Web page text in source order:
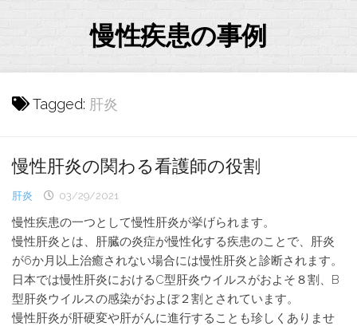
慢性疾患の事例
Tagged: 肝炎
慢性肝炎の関わる看護師の役割
肝炎 03/29/2021
慢性疾患の一つとして慢性肝炎が挙げられます。
慢性肝炎とは、肝臓の炎症が慢性化する疾患のことで、肝炎
が6か月以上治癒されない場合には慢性肝炎と診断されます。
日本では慢性肝炎におけるC型肝炎ウイルスがおよそ８割、B
型肝炎ウイルスの感染がおよぼ２割とされています。
慢性肝炎が肝硬変や肝がんに進行することも珍しくありませ